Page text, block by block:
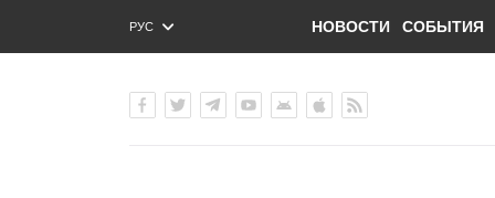
РУС
ENG
НОВОСТИ СОБЫТИЯ